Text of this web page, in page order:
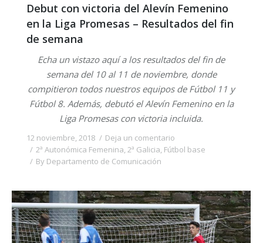
Debut con victoria del Alevín Femenino
en la Liga Promesas – Resultados del fin
de semana
Echa un vistazo aquí a los resultados del fin de
semana del 10 al 11 de noviembre, donde
compitieron todos nuestros equipos de Fútbol 11 y
Fútbol 8. Además, debutó el Alevín Femenino en la
Liga Promesas con victoria incluida.
12 noviembre, 2018
Deja un comentario
2ª Autonómica Femenina 2ª Galicia Fútbol base
By Departamento de Comunicación